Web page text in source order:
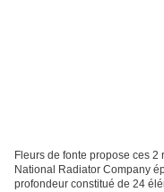
Fleurs de fonte propose ces
National Radiator Company
profondeur constitué de 24